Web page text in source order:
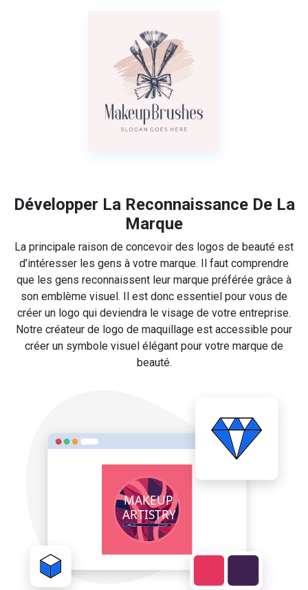
Développer La Reconnaissance De La
Marque
La principale raison de concevoir des logos de beauté est
d’intéresser les gens à votre marque. Il faut comprendre
que les gens reconnaissent leur marque préférée grâce à
son emblème visuel. Il est donc essentiel pour vous de
créer un logo qui deviendra le visage de votre entreprise.
Notre créateur de logo de maquillage est accessible pour
créer un symbole visuel élégant pour votre marque de
beauté.